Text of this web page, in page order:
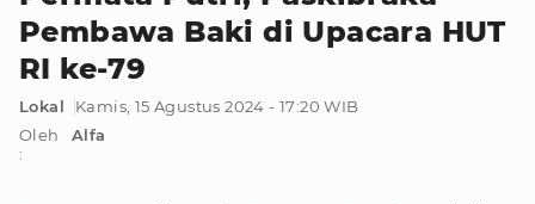
Pembawa Baki di Upacara HUT
RI ke-79
Lokal
Kamis, 15 Agustus 2024 - 17:20 WIB
Oleh
:
Alfa